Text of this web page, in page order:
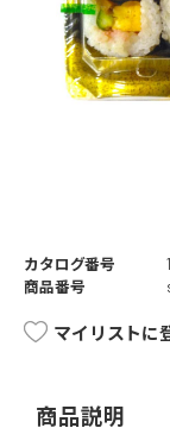
カタログ番号
商品番号
マイリストに
商品説明